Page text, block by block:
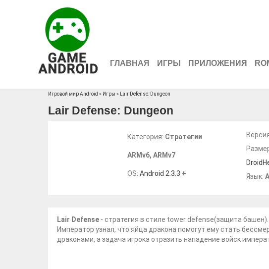
ГЛАВНАЯ ИГРЫ ПРИЛОЖЕНИЯ
Игровой мир Android » Игры » Lair Defense: Dungeon
Lair Defense: Dungeon
Категория: Стратегии
ARMv6, ARMv7
OS: Android 2.3.3 +
Язык:
Lair Defense - стратегия в стиле tower defense(защита башен).
Император узнал, что яйца дракона помогут ему стать
драконами, а задача игрока отразить нападение войск